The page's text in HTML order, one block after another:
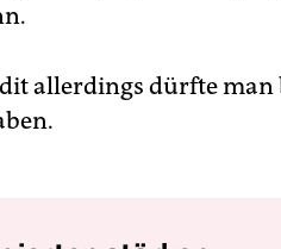
allerdings dürfte man